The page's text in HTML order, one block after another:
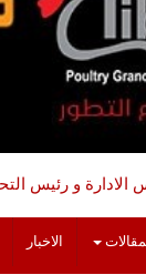
و رئيس
الاخبار